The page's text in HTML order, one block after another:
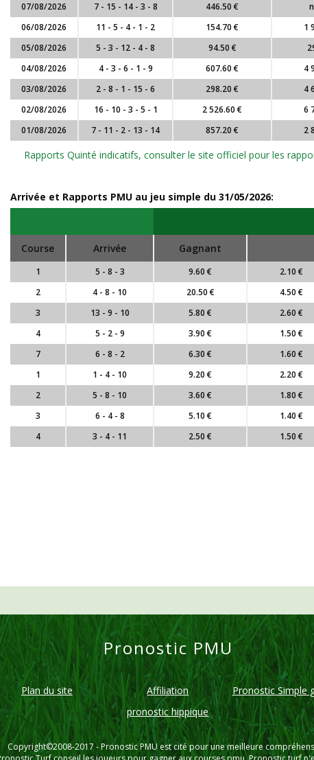
07/08/2026 7 - 15 - 14 - 3 - 8 446.50 €
06/08/2026
11 - 5 - 4 - 1 - 2 154.70 € 1
05/08/2026
5 - 3 - 12 - 4 - 8 94.50 €
04/08/2026
4 - 3 - 6 - 1 - 9 607.60 € 4
03/08/2026
2 - 8 - 1 - 15 - 6 298.20 € 4
02/08/2026
16 - 10 - 3 - 5 - 1 2 526.60 € 6
01/08/2026
7 - 11 - 2 - 13 - 14 857.20 € 2
Rapports Quinté indicatifs, consulter le site officiel pour les
Arrivée et Rapports PMU au jeu simple du 31/05/2026:
Course Arrivée Gagnant
1 5 - 8 - 3 9.60 € 2.10 €
2
4 - 8 - 10 20.50 € 4.50 €
3
13 - 9 - 10 5.80 € 2.60 €
4
5 - 2 - 9 3.90 € 1.50 €
7
6 - 8 - 2 6.30 € 1.60 €
1
1 - 4 - 10 9.20 € 2.20 €
2
5 - 8 - 10 3.60 € 1.80 €
3
6 - 4 - 8 5.10 € 1.40 €
4
3 - 4 - 11 2.50 € 1.50 €
Pronostic PMU
Plan du site Affiliation Pronostic Simple
pronostic hippique
Copyright©2008-2017 -Pronostic PMUest cité pour une meilleure